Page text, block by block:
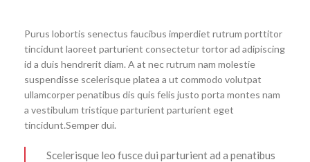
Purus lobortis senectus faucibus imperdiet rutrum porttitor
tincidunt laoreet parturient consectetur tortor ad adipiscing
id a duis hendrerit diam. A at nec rutrum nam molestie
suspendisse scelerisque platea a ut commodo volutpat
ullamcorper penatibus dis quis felis justo porta montes nam
a vestibulum tristique parturient parturient eget
tincidunt.Semper dui.
Scelerisque leo fusce dui parturient ad a penatibus